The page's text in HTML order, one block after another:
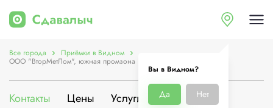
Вы в Видном?
Да Нет
Все города Приёмки в Видном
ООО "ВторМетЛом", южная промзона
Контакты Цены Услуги О компании